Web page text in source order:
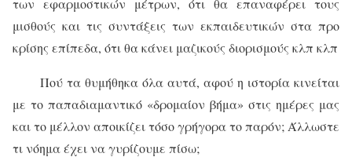
των εφαρμοστικών μέτρων, ότι θα επαναφέρει τους
μισθούς και τις συντάξεις των εκπαιδευτικών στα προ
κρίσης επίπεδα, ότι θα κάνει μαζικούς διορισμούς κλπ κλπ
Πού τα θυμήθηκα όλα αυτά, αφού η ιστορία κινείται
με το παπαδιαμαντικό «δρομαίον βήμα» στις ημέρες μας
και το μέλλον αποικίζει τόσο γρήγορα το παρόν; Άλλωστε
τι νόημα έχει να γυρίζουμε πίσω;